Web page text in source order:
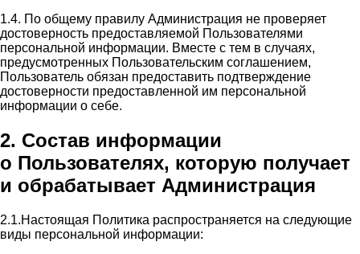
1.4. По общему правилу Администрация не проверяет
достоверность предоставляемой Пользователями
персональной информации. Вместе с тем в случаях,
предусмотренных Пользовательским соглашением,
Пользователь обязан предоставить подтверждение
достоверности предоставленной им персональной
информации о себе.
2. Состав информации
о Пользователях, которую получает
и обрабатывает Администрация
2.1.Настоящая Политика распространяется на следующие
виды персональной информации: